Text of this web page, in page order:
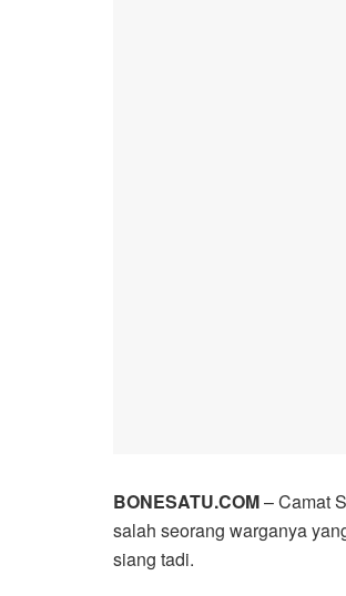
BONESATU.COM– Camat
salah seorang warganya
siang tadi.